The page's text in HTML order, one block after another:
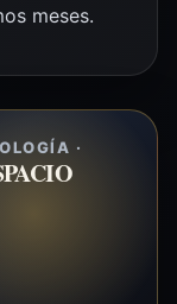
meses.
·